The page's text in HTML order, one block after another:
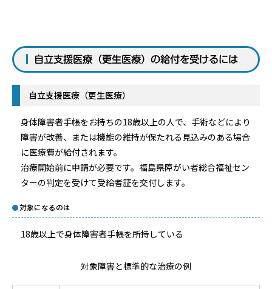
自立支援医療（更生医療）の給付を受けるには
自立支援医療（更生医療）
身体障害者手帳をお持ちの18歳以上の人で、手術などにより
障害が改善、または機能の維持が保たれる見込みのある場合
に医療費が給付されます。
治療開始前に申請が必要です。福島県障がい者総合福祉セン
ターの判定を受けて受給者証を交付します。
対象になるのは
18歳以上で身体障害者手帳を所持している
対象障害と標準的な治療の例